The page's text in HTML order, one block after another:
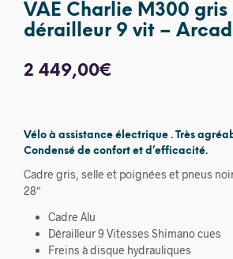
VAE Charlie M300 gris
dérailleur 9 vit –
2 449,00€
Vélo à assistance électrique . Très
Condensé de confort et d’efficacité.
Cadre gris, selle et poignées et pneus
28″
Cadre Alu
Dérailleur 9 Vitesses Shimano cues
Freins à disque hydrauliques